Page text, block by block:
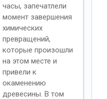
часы, запечатлели
момент завершения
химических
превращений,
которые произошли
на этом месте и
привели к
окаменению
древесины. В том